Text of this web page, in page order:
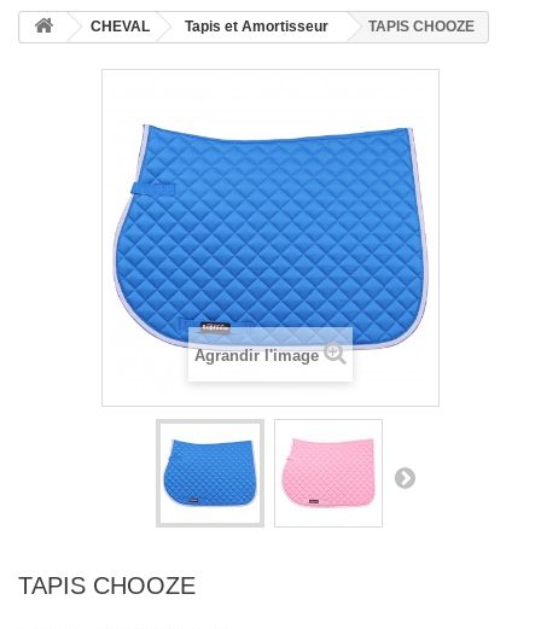
CHEVAL Tapis et Amortisseur TAPIS CHOOZE
Agrandir l'image
TAPIS CHOOZE